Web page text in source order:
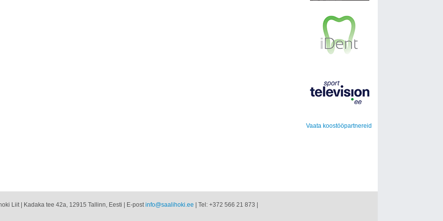
Vaata koostööpartnereid
Liit | Kadaka tee 42a, 12915 Tallinn, Eesti | E-postinfo@saalihoki.ee | Tel: +372 566 21 873 |